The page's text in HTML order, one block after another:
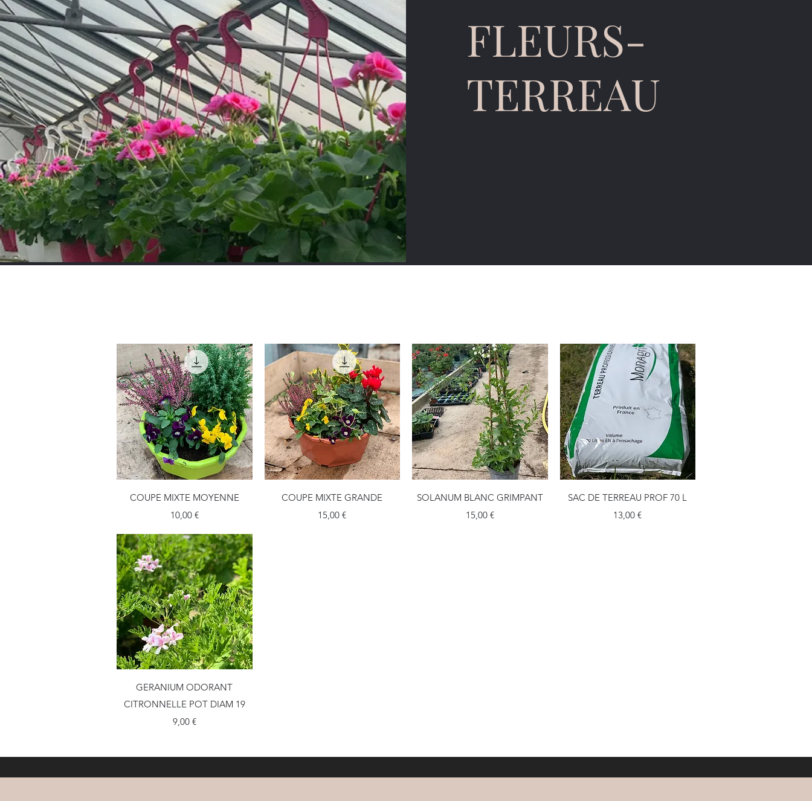
FLEURS-
TERREAU
Aperçu rapide
COUPE MIXTE MOYENNE
Prix
10,00 €
Aperçu rapide
COUPE MIXTE GRANDE
Prix
15,00 €
Aperçu rapide
SOLANUM BLANC GRIMPANT
Prix
15,00 €
Aperçu rapide
SAC DE TERREAU PROF 70 L
Prix
13,00 €
Aperçu rapide
GERANIUM ODORANT
CITRONNELLE POT DIAM 19
Prix
9,00 €